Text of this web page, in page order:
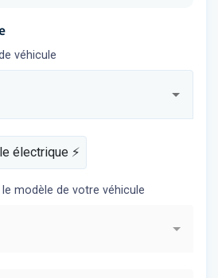
véhicule
électrique ⚡️
modèle de votre véhicule